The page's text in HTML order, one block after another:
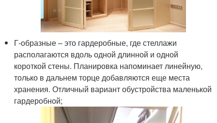
Г-образные – это гардеробные, где стеллажи
располагаются вдоль одной длинной и одной
короткой стены. Планировка напоминает линейную,
только в дальнем торце добавляются еще места
хранения. Отличный вариант обустройства маленькой
гардеробной;